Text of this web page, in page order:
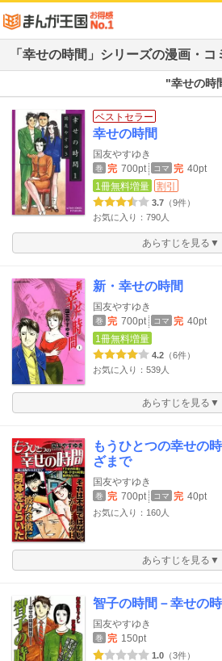
「幸せの時間」シリーズの漫画・コ
"幸せの時
ベストセラー
幸せの時間
国友やすゆき
巻 完 700pt コマ 完 40pt
1冊無料増量
割引
3.7 （9件）
お気に入り：790人
あらすじを見る▼
新・幸せの時間
国友やすゆき
巻 完 700pt コマ 完 40pt
1冊無料増量
4.2 （6件）
お気に入り：539人
あらすじを見る▼
もうひとつの幸せの
ざまで
国友やすゆき
巻 完 700pt コマ 完 40pt
お気に入り：160人
あらすじを見る▼
智子の時間－幸せの
国友やすゆき
巻 完 150pt
1.0 （3件）